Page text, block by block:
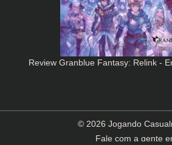
Review Granblue Fantasy: Relink -
© 2026 Jogando
Fale com a gente